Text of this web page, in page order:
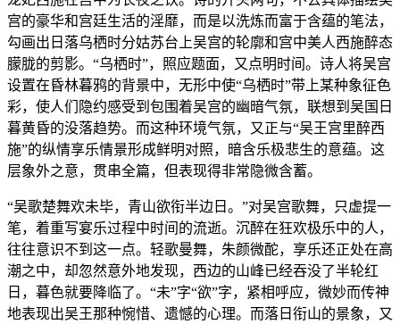
宫的豪华和宫廷生活的淫靡，而是以洗炼而富于含蕴的笔法，
勾画出日落乌栖时分姑苏台上吴宫的轮廓和宫中美人西施醉态
朦胧的剪影。“乌栖时”，照应题面，又点明时间。诗人将吴宫
设置在昏林暮鸦的背景中，无形中使“乌栖时”带上某种象征色
彩，使人们隐约感受到包围着吴宫的幽暗气氛，联想到吴国日
暮黄昏的没落趋势。而这种环境气氛，又正与“吴王宫里醉西
施”的纵情享乐情景形成鲜明对照，暗含乐极悲生的意蕴。这
层象外之意，贯串全篇，但表现得非常隐微含蓄。
“吴歌楚舞欢未毕，青山欲衔半边日。”对吴宫歌舞，只虚提一
笔，着重写宴乐过程中时间的流逝。沉醉在狂欢极乐中的人，
往往意识不到这一点。轻歌曼舞，朱颜微酡，享乐还正处在高
潮之中，却忽然意外地发现，西边的山峰已经吞没了半轮红
日，暮色就要降临了。“未”字“欲”字，紧相呼应，微妙而传神
地表现出吴王那种惋惜、遗憾的心理。而落日衔山的景象，又